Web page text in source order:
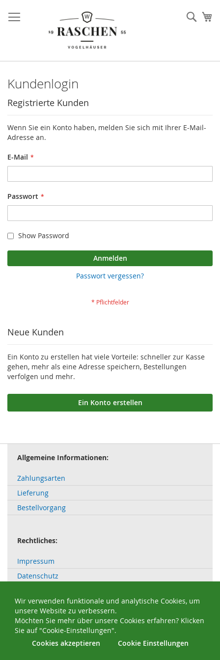
zum
Inhalt
Kundenlogin
Registrierte Kunden
Wenn Sie ein Konto haben, melden Sie sich mit Ihrer E-Mail-
Adresse an.
E-Mail
Passwort
Show Password
Anmelden
Passwort vergessen?
Neue Kunden
Ein Konto zu erstellen hat viele Vorteile: schneller zur Kasse
gehen, mehr als eine Adresse speichern, Bestellungen
verfolgen und mehr.
Ein Konto erstellen
Allgemeine Informationen:
Zahlungsarten
Lieferung
Bestellvorgang
Rechtliches:
Impressum
Datenschutz
Widerrufsbelehrung
Bestellung widerrufen / Widerruf erklären
Wir verwenden funktionale und analytische Cookies, um
unsere Website zu verbessern.
Möchten Sie mehr über unsere Cookies erfahren? Klicken
Sie auf "Cookie-Einstellungen".
Cookies akzeptieren
Cookie Einstellungen
© 2016 - 2026 Uwe Raschen - Realisierung: BergMedia